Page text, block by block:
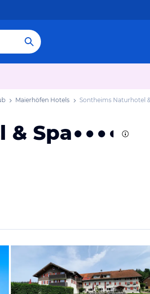
Maierhöfen Hotels Sontheims Naturhotel
& Spa